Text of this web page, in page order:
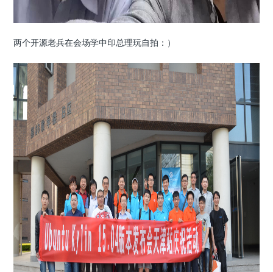
两个开源老兵在会场学中印总理玩自拍：）